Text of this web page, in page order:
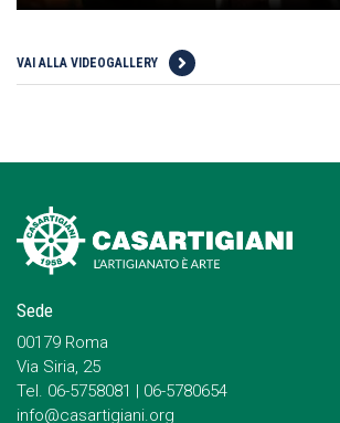
VAI ALLA VIDEOGALLERY
Sede
00179 Roma
Via Siria, 25
Tel. 06-5758081 | 06-5780654
info@casartigiani.org